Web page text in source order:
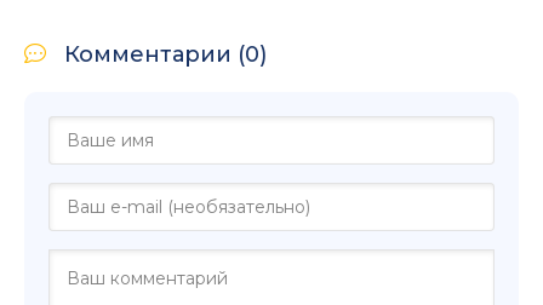
Комментарии (0)